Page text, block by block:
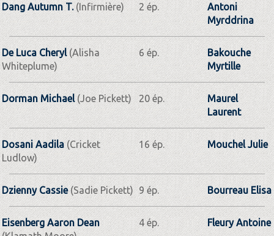
Dang Autumn T.(Infirmière) 2 ép.
Antoni
Myrddrina
De Luca Cheryl (Alisha
Whiteplume)
6 ép.
Bakouche
Myrtille
Dorman Michael (Joe Pickett) 20 ép.
Maurel
Laurent
Dosani Aadila(Cricket
Ludlow)
16 ép. Mouchel Julie
Dzienny Cassie(Sadie Pickett) 9 ép. Bourreau Elisa
Eisenberg Aaron Dean
4 ép. Fleury Antoine